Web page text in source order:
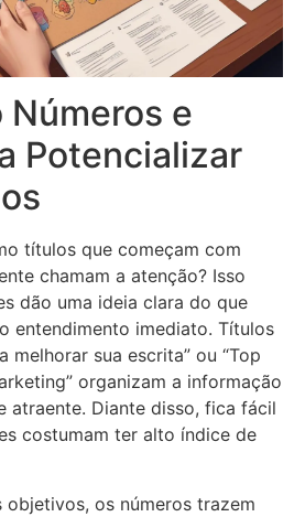
e
Potencializar
títulos que começam com
chamam a atenção? Isso
dão uma ideia clara do que
entendimento imediato. Títulos
melhorar sua escrita” ou “Top
organizam a informação
atraente. Diante disso, fica fácil
costumam ter alto índice de
objetivos, os números trazem